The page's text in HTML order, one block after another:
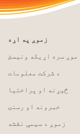
زموږ په اړه
موږ سره اړیکه ونیسئ
د شرکت معلومات
څیړنه او پراختیا
خبرونه او رسنۍ
زموږ د سیمې نقشه